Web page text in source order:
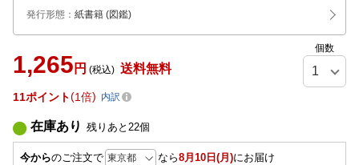
発行形態 ： 紙書籍 (図鑑)
1,265 円 (税込) 送料無料
個数
11ポイント 1倍 内訳
在庫あり 残りあと 22個
今からのご注文で なら8月10日(月)にお届け